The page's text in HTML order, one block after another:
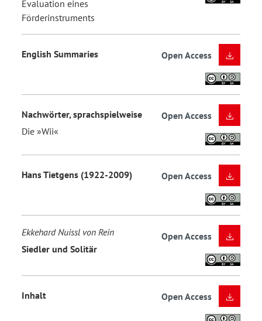
Evaluation eines
Förderinstruments
English Summaries Open Access
Nachwörter, sprachspielweise
Die »Wii«
Open Access
Hans Tietgens (1922-2009) Open Access
Ekkehard Nuissl von Rein
Siedler und Solitär
Open Access
Inhalt Open Access